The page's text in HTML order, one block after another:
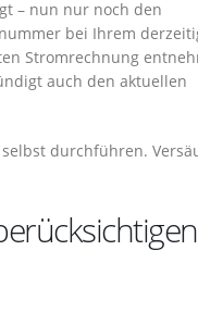
– nun nur noch den
bei Ihrem
Stromrechnung
auch den aktuellen
durchführen.